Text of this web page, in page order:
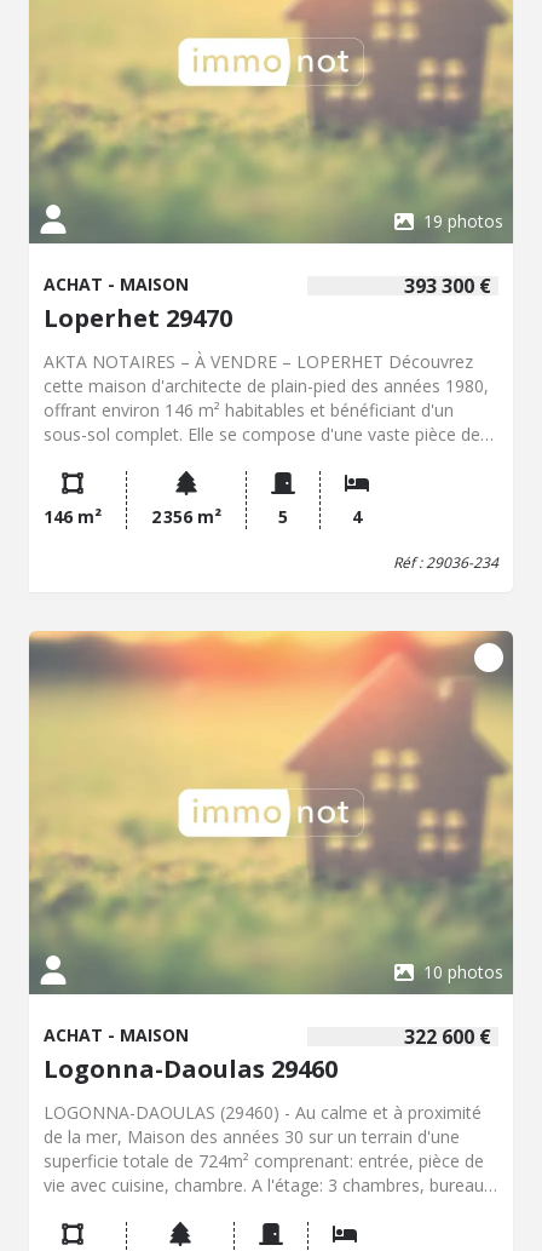
rangement supplémentaire. Située dans un secteur
paisible, en retrait des axes de circulation tout en restant
proche des commerces et services, cette propriété offre
un cadre de vie agréable associant volumes et confort.
19 photos
393 300 €
ACHAT - MAISON
Loperhet 29470
AKTA NOTAIRES – À VENDRE – LOPERHET Découvrez
cette maison d'architecte de plain-pied des années 1980,
offrant environ 146 m² habitables et bénéficiant d'un
sous-sol complet. Elle se compose d'une vaste pièce de
séjour, de quatre chambres, de trois salles d'eau et de
deux WC. Fonctionnelle et agréable à vivre, cette maison
bénéficie d'un environnement calme, à l'abri des regards,
tout en restant à proximité du bourg et de ses
extérieur. La maison a bénéficié de travaux
d'amélioration, notamment d'une isolation par l'extérieur
sur une partie de l'habitation. Elle est également équipée
d'une pompe à chaleur air/air, d'un insert à bois et est
146 m² 2 356 m² 5 4
Réf : 29036-234
10 photos
322 600 €
ACHAT - MAISON
Logonna-Daoulas 29460
LOGONNA-DAOULAS (29460) - Au calme et à proximité
de la mer, Maison des années 30 sur un terrain d'une
superficie totale de 724m² comprenant: entrée, pièce de
vie avec cuisine, chambre. A l'étage: 3 chambres, bureau,
chaufferie, salle d'eau, wc, atelier. Jardin.